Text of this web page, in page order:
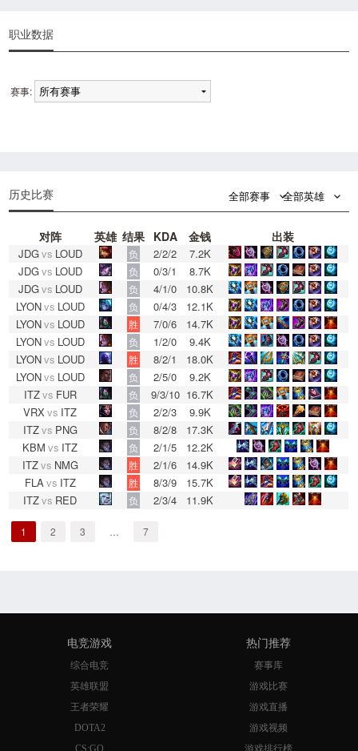
职业数据
赛事:
历史比赛 全部赛事 全部英雄
对阵 英雄 结果 KDA 金钱 出装
JDGvs LOUD 负 2/2/2
7.2K
JDGvs LOUD 负 0/3/1
8.7K
JDGvs LOUD 负 4/1/0
10.8K
LYONvs LOUD 负 0/4/3
12.1K
LYONvs LOUD 胜 7/0/6
14.7K
LYONvs LOUD 负 1/2/0
9.4K
LYONvs LOUD 胜 8/2/1
18.0K
LYONvs LOUD 负 2/5/0
9.2K
ITZvs FUR 负 9/3/10 16.7K
VRXvs ITZ 负 2/2/3
9.9K
ITZvs PNG 负 8/2/8
17.3K
KBM vs ITZ 负 2/1/5
12.2K
ITZvs NMG 胜 2/1/6
14.9K
FLAvs ITZ 胜 8/3/9
15.7K
ITZvs RED 负 2/3/4 11.9K
1 2 3 7
电竞游戏
综合电竞
英雄联盟
王者荣耀
DOTA2
CS:GO
热门推荐
赛事库
游戏比赛
游戏直播
游戏视频
游戏排行榜